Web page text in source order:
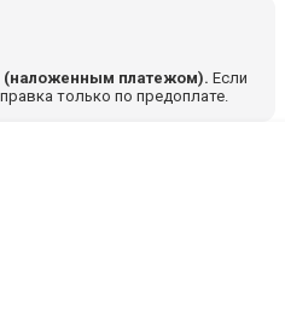
(наложенным платежом). Если
только по предоплате.